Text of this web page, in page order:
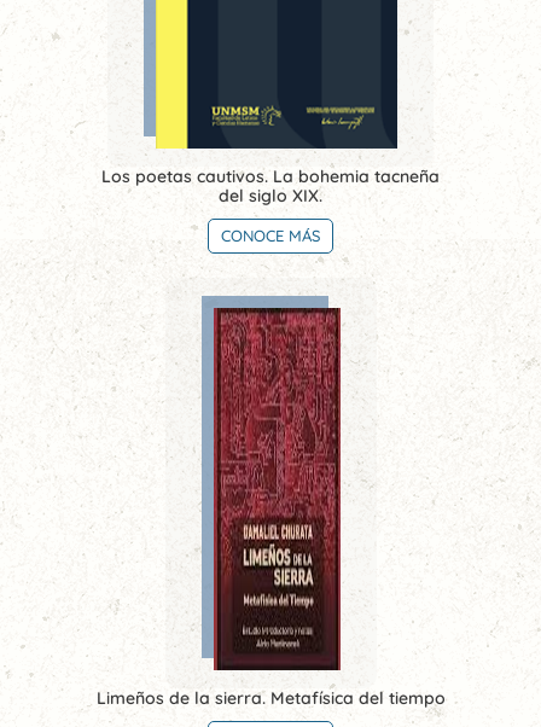
Los poetas cautivos. La bohemia tacneña
del siglo XIX.
CONOCE MÁS
Limeños de la sierra. Metafísica del tiempo